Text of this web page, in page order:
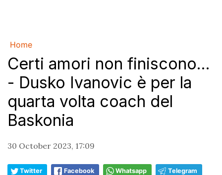
Home
Certi amori non finiscono...
- Dusko Ivanovic è per la
quarta volta coach del
Baskonia
30 October 2023, 17:09
Twitter Facebook Whatsapp Telegram